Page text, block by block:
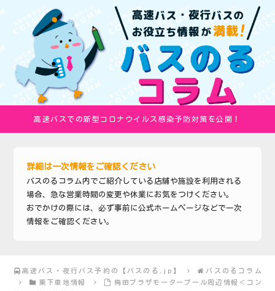
高速バスでの新型コロナウイルス感染予防対策を公開！
詳細は一次情報をご確認ください
バスのるコラム内でご紹介している店舗や施設を利用される
場合、急な営業時間の変更や休業にお気をつけください。
おでかけの際には、必ず事前に公式ホームページなどで一次
情報をご確認ください。
高速バス・夜行バス予約の【バスのる.jp】
バスのるコラム
乗下車地情報
梅田プラザモータープール周辺情報＜コン